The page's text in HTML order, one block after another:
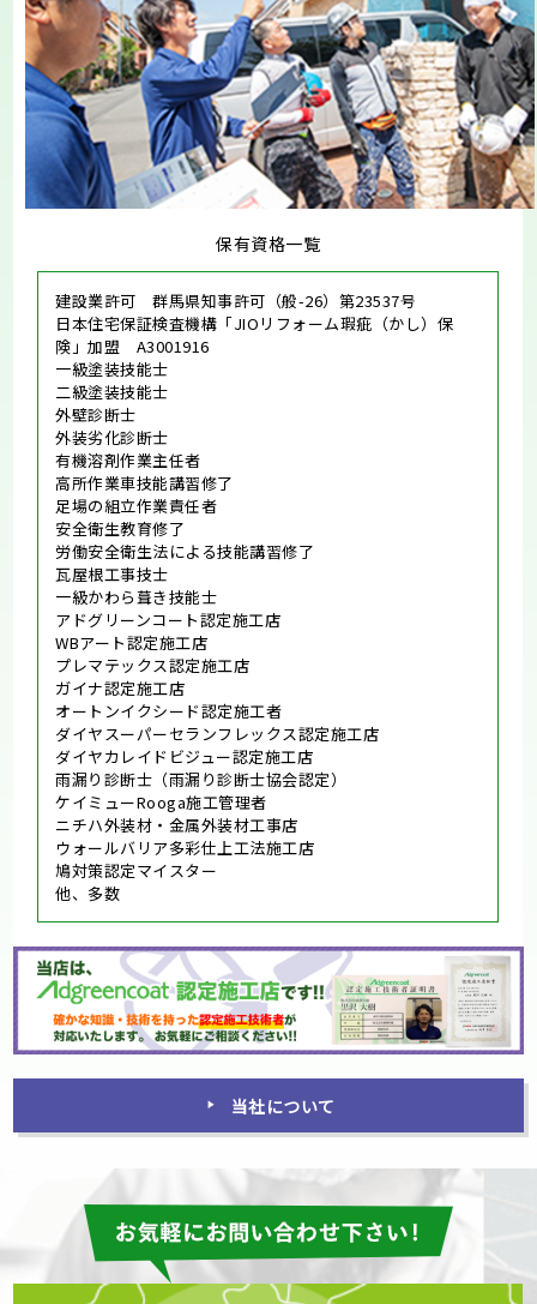
保有資格一覧
建設業許可 群馬県知事許可（般-26）第23537号
日本住宅保証検査機構「JIOリフォーム瑕疵（かし）保
険」加盟 A3001916
一級塗装技能士
二級塗装技能士
外壁診断士
外装劣化診断士
有機溶剤作業主任者
高所作業車技能講習修了
足場の組立作業責任者
安全衛生教育修了
労働安全衛生法による技能講習修了
瓦屋根工事技士
一級かわら葺き技能士
アドグリーンコート認定施工店
WBアート認定施工店
プレマテックス認定施工店
ガイナ認定施工店
オートンイクシード認定施工者
ダイヤスーパーセランフレックス認定施工店
ダイヤカレイドビジュー認定施工店
雨漏り診断士（雨漏り診断士協会認定）
ケイミューRooga施工管理者
ニチハ外装材・金属外装材工事店
ウォールバリア多彩仕上工法施工店
鳩対策認定マイスター
他、多数
当社について